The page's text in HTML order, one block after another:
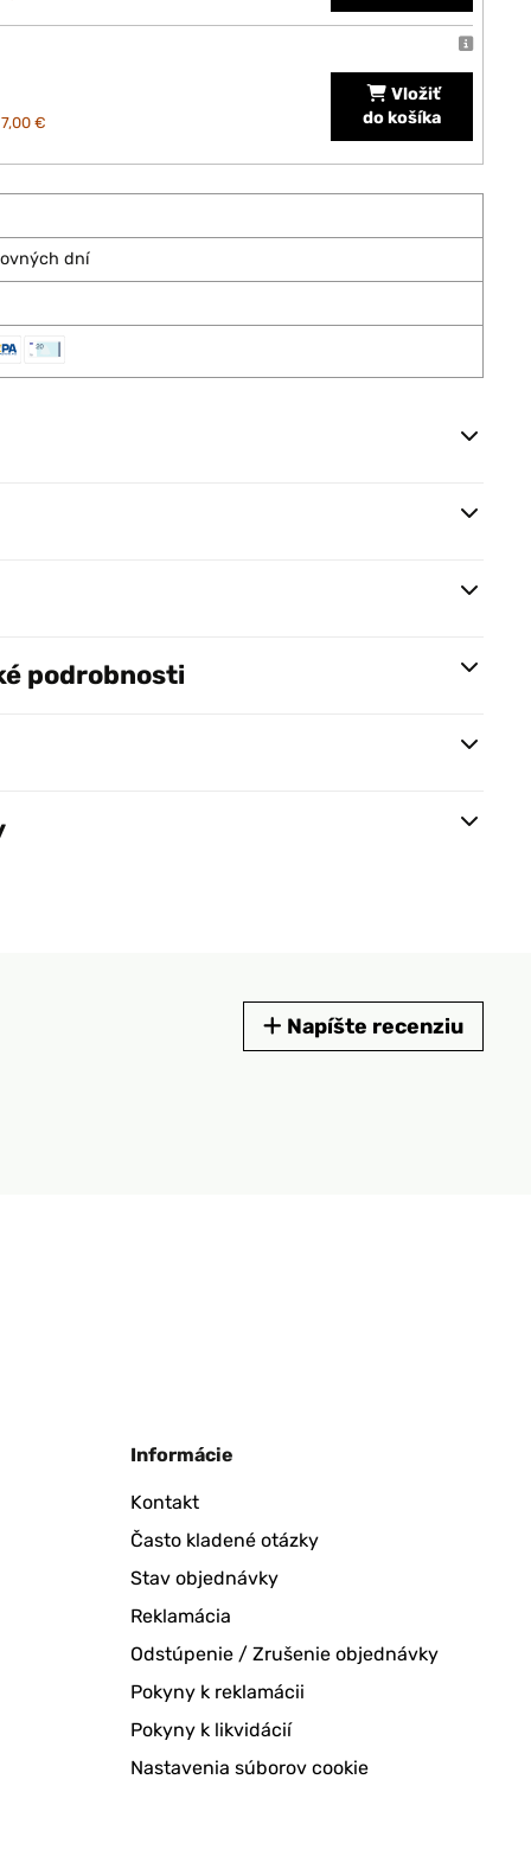
€
Vložiť
do košíka
dní
podrobnosti
Napíšte recenziu
Informácie
Kontakt
Často kladené otázky
Stav objednávky
Reklamácia
Odstúpenie / Zrušenie objednávky
Pokyny k reklamácii
Pokyny k likvidácií
Nastavenia súborov cookie